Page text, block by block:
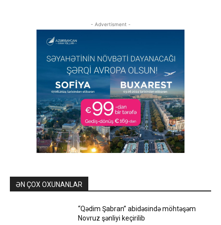
- Advertisment -
ƏN ÇOX OXUNANLAR
“Qədim Şabran” abidəsində möhtəşəm
Novruz şənliyi keçirilib